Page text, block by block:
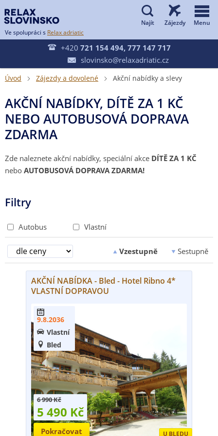
Ve spolupráci s Relax adriatic
 
 +420 721 154 494, 777 147 717
 slovinsko@relaxadriatic.cz
Úvod  Zájezdy a dovolené  Akční nabídky a slevy
AKČNÍ NABÍDKY, DÍTĚ ZA 1 KČ
NEBO AUTOBUSOVÁ DOPRAVA
ZDARMA
Zde naleznete akční nabídky, speciální akce DÍTĚ ZA 1 KČ
nebo AUTOBUSOVÁ DOPRAVA ZDARMA!
Filtry
Autobus Vlastní
 Vzestupně  Sestupně
AKČNÍ NABÍDKA - Bled - Hotel Ribno 4*
VLASTNÍ DOPRAVOU

9.8.2036
 Vlastní
 Bled
U BLEDU
6 990 Kč
5 490 Kč
Pokračovat